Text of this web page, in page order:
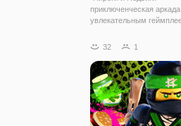
приключенческая
увлекательным
принимать посетителей
вкусную выпечку, но
раздобыть
32 1